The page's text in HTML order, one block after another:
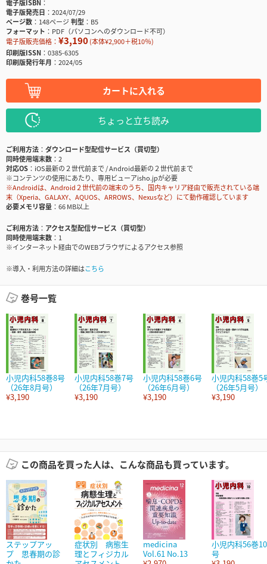
電子版ISBN
電子版発売日
2024/07/29
ページ数
148ページ判型
B5
フォーマット
PDF（パソコンへのダウンロード不可）
電子版販売価格： ¥3,190(本体¥2,900＋税10％)
印刷版ISSN
0385-6305
印刷版発行年月
2024/05
カートに入れる
ちょっと立ち読み
ご利用方法
ダウンロード型配信サービス（買切型）
同時使用端末数
2
対応OS
iOS最新の２世代前まで / Android最新の２世代前まで
※コンテンツの使用にあたり、専用ビューアisho.jpが必要
※Androidは、Android２世代前の端末のうち、国内キャリア経由で販売されている端
末（Xperia、GALAXY、AQUOS、ARROWS、Nexusなど）にて動作確認しています
必要メモリ容量
66 MB以上
ご利用方法
アクセス型配信サービス（買切型）
同時使用端末数
1
※インターネット経由でのWEBブラウザによるアクセス参照
※導入・利用方法の詳細はこちら
巻号一覧
小児内科58巻8号
（26年8月号）
¥3,190
小児内科58巻7号
（26年7月号）
¥3,190
小児内科58巻6号
（26年6月号）
¥3,190
小児内科58巻5
（26年5月号）
¥3,190
この商品を買った人は、こんな商品も買っています。
ステップアッ
プ 思春期の診
症状別 病態生
理とフィジカル
medicina
Vol.61 No.13
小児内科56巻10
号